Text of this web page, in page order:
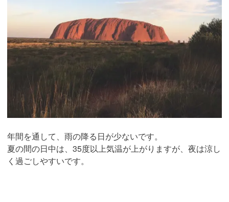
年間を通して、雨の降る日が少ないです。
夏の間の日中は、35度以上気温が上がりますが、夜は涼し
く過ごしやすいです。